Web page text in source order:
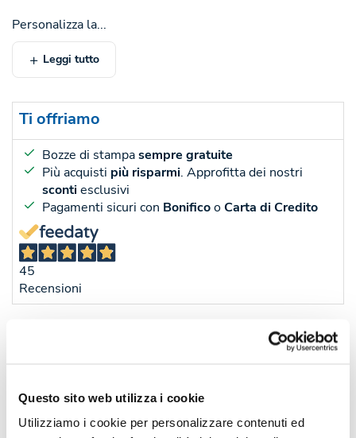
Questo sito web utilizza i cookie
Utilizziamo i cookie per personalizzare contenuti ed
Personalizza la...
Leggi tutto
Ti offriamo
Bozze di stampasempre gratuite
Più acquisti più risparmi. Approfitta dei nostri
scontiesclusivi
Pagamenti sicuri con BonificooCarta di Credito
45
Recensioni
*Prezzo €
Pezzi 100 -15%